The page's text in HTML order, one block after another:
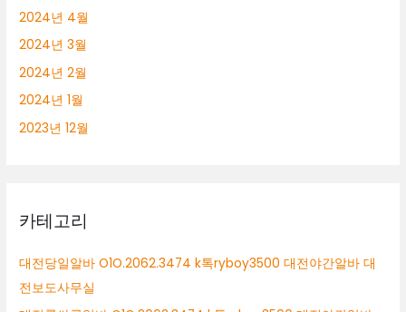
2024년 4월
2024년 3월
2024년 2월
2024년 1월
2023년 12월
카테고리
대전당일알바 O1O.2062.3474 k톡ryboy3500 대전야간알바 대
전보도사무실